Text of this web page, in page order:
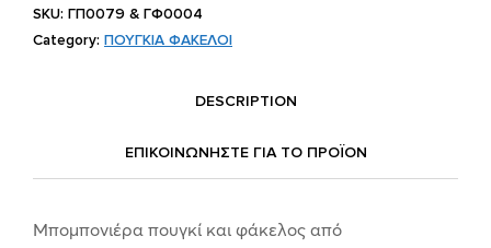
SKU: ΓΠ0079 & ΓΦ0004
Category: ΠΟΥΓΚΙΑ ΦΑΚΕΛΟΙ
DESCRIPTION
ΕΠΙΚΟΙΝΩΝΗΣΤΕ ΓΙΑ ΤΟ ΠΡΟΪOΝ
Μπομπονιέρα πουγκί και φάκελος από